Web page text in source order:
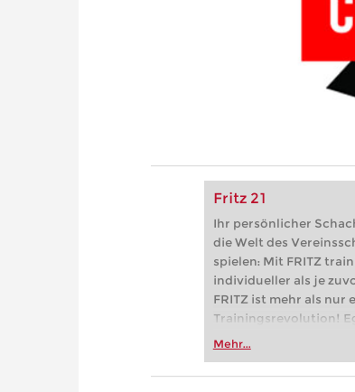
Fritz 21
Ihr persönlicher
die Welt des
spielen: Mit FRITZ
individueller als je
FRITZ ist mehr als nur
Trainingsrevolution!
Vereinsschachs
zuvor.
Mehr...